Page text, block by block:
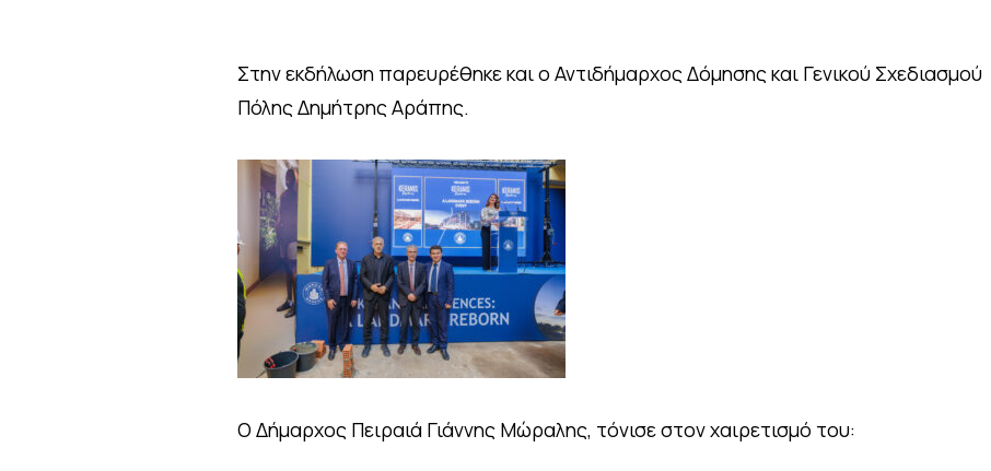
Στην εκδήλωση παρευρέθηκε και ο Αντιδήμαρχος Δόμησης και Γενικού Σχεδιασμού
Πόλης Δημήτρης Αράπης.
Ο Δήμαρχος Πειραιά Γιάννης Μώραλης, τόνισε στον χαιρετισμό του: